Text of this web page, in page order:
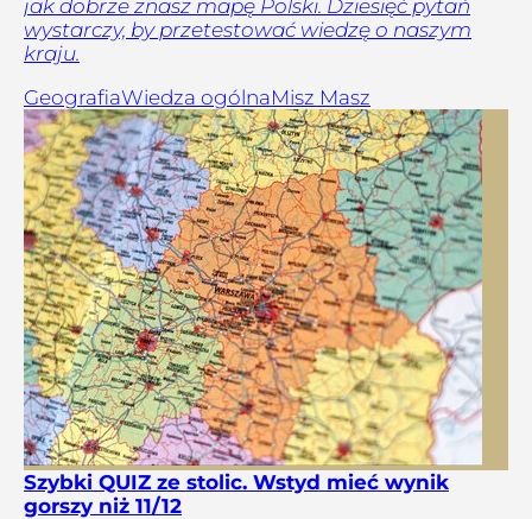
jak dobrze znasz mapę Polski. Dziesięć pytań
wystarczy, by przetestować wiedzę o naszym
kraju.
GeografiaWiedza ogólnaMisz Masz
Szybki QUIZ ze stolic. Wstyd mieć wynik
gorszy niż 11/12